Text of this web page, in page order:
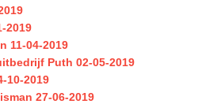
2019
11-04-2019
Puth 02-05-2019
10-2019
27-06-2019